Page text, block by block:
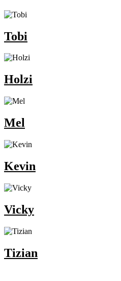
Tobi
Holzi
Mel
Kevin
Vicky
Tizian